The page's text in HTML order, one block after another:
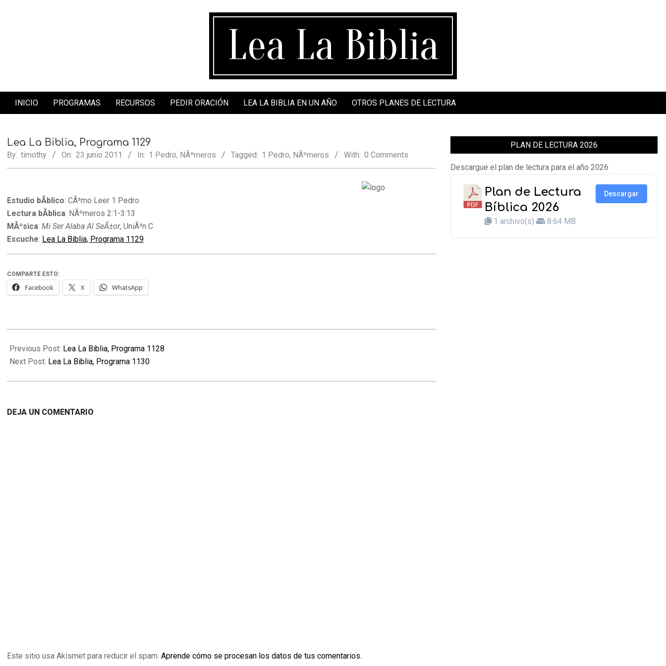
Lea La Biblia
Secondary
INICIO PROGRAMAS RECURSOS PEDIR ORACIÓN LEA LA BIBLIA EN UN AÑO OTROS PLANES DE LECTURA
Lea La Biblia, Programa 1129
By: timothy On: 23 junio 2011 In: 1 Pedro, NÃºmeros Tagged: 1 Pedro, NÃºmeros With: 0 Comments
Estudio bÃ­blico: CÃ³mo Leer 1 Pedro
Lectura bÃ­blica: NÃºmeros 2:1-3:13
MÃºsica: Mi Ser Alaba Al SeÃ±or, UniÃ³n C
Escuche: Lea La Biblia, Programa 1129
COMPARTE ESTO:
Facebook X WhatsApp
06-
23
Previous Post: Lea La Biblia, Programa 1128
Next Post: Lea La Biblia, Programa 1130
DEJA UN COMENTARIO
Este sitio usa Akismet para reducir el spam. Aprende cómo se procesan los datos de tus comentarios.
PLAN DE LECTURA 2026
Descargue el plan de lectura para el año 2026
Plan de Lectura
Bíblica 2026
1 archivo(s) 8.64 MB
Descargar